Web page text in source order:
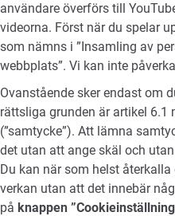
användare överförs till
videorna. Först när du spelar
som nämns i ”Insamling av
webbplats”. Vi kan inte
Ovanstående sker endast om
rättsliga grunden är artikel 6.1
(”samtycke”). Att lämna
det utan att ange skäl och
Du kan när som helst
verkan utan att det innebär
på knappen